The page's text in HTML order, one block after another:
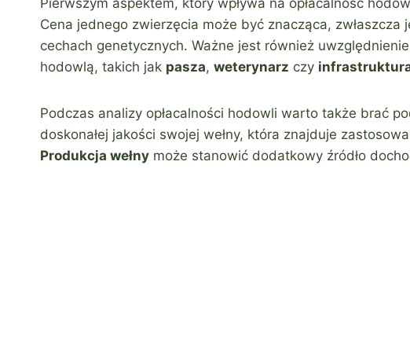
Pierwszym aspektem, który wpływa na opłacalność
Cena jednego zwierzęcia może być znacząca,
cechach genetycznych. Ważne jest również
hodowlą, takich jak pasza, weterynarz czy
Podczas analizy opłacalności hodowli warto także brać
doskonałej jakości swojej wełny, która znajduje
Produkcja wełny może stanowić dodatkowy źródło